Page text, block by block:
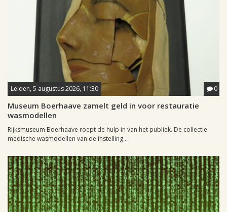
Leiden, 5 augustus 2026, 11:30 0
Museum Boerhaave zamelt geld in voor restauratie
wasmodellen
Rijksmuseum Boerhaave roept de hulp in van het publiek. De collectie
medische wasmodellen van de instelling...